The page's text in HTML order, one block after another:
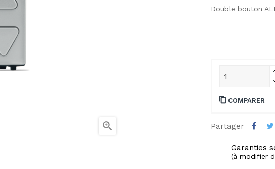

Double bouton
COMPARER
Partager
Garanties
(à modifier